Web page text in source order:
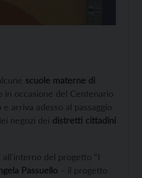
scuole materne di
in occasione del Centenario
arriva adesso al passaggio
negozi dei distretti cittadini
del progetto “I
Passuello – il progetto